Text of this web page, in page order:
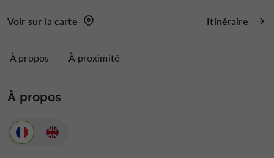
Voir sur la carte Itinéraire
À propos À proximité
À propos